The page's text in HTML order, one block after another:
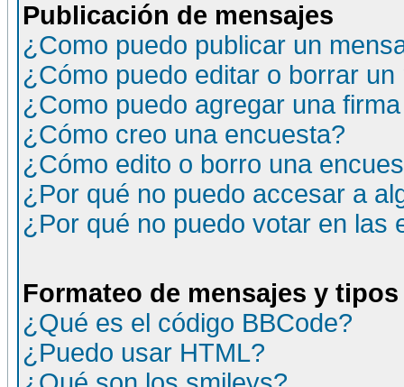
Publicación de mensajes
¿Como puedo publicar un
¿Cómo puedo editar o borrar un
¿Como puedo agregar una
¿Cómo creo una encuesta?
¿Cómo edito o borro una
¿Por qué no puedo accesar a
¿Por qué no puedo votar en las
Formateo de mensajes y
¿Qué es el código BBCode?
¿Puedo usar HTML?